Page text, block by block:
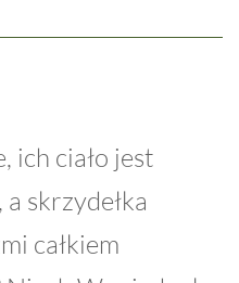
ich ciało jest
a skrzydełka
całkiem